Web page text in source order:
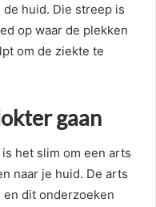
huid. Die streep is
op waar de plekken
om de ziekte te
gaan
het slim om een arts
naar je huid. De arts
en dit onderzoeken